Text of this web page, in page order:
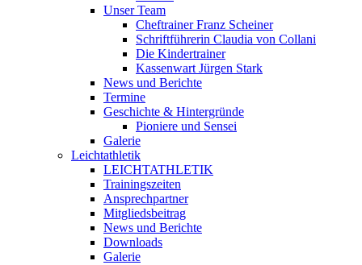
Unser Team
Cheftrainer Franz Scheiner
Schriftführerin Claudia von Collani
Die Kindertrainer
Kassenwart Jürgen Stark
News und Berichte
Termine
Geschichte & Hintergründe
Pioniere und Sensei
Galerie
Leichtathletik
LEICHTATHLETIK
Trainingszeiten
Ansprechpartner
Mitgliedsbeitrag
News und Berichte
Downloads
Galerie